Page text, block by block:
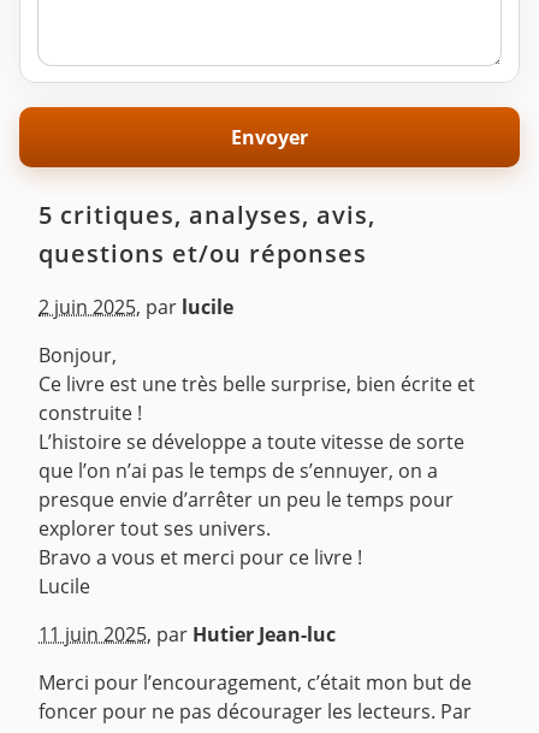
5 critiques, analyses, avis,
questions et/ou réponses
2 juin 2025, par lucile
Bonjour,
Ce livre est une très belle surprise, bien écrite et
construite !
L’histoire se développe a toute vitesse de sorte
que l’on n’ai pas le temps de s’ennuyer, on a
presque envie d’arrêter un peu le temps pour
explorer tout ses univers.
Bravo a vous et merci pour ce livre !
Lucile
^
11 juin 2025, par Hutier Jean-luc
Merci pour l’encouragement, c’était mon but de
foncer pour ne pas décourager les lecteurs. Par